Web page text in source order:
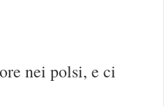
nei polsi, e ci